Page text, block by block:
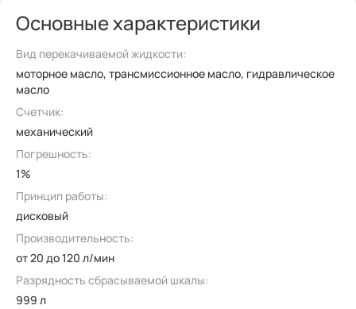
Основные характеристики
Вид перекачиваемой жидкости:
моторное масло, трансмиссионное масло, гидравлическое
масло
Счетчик:
механический
Погрешность:
1%
Принцип работы:
дисковый
Производительность:
от 20 до 120 л/мин
Разрядность сбрасываемой шкалы:
999 л